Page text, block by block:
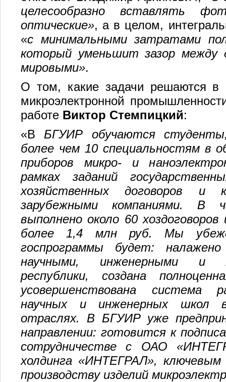
целесообразно вставлять
оптические», а в целом,
«с минимальными затратами
который уменьшит зазор между
мировыми».
О том, какие задачи решаются в
микроэлектронной
работе Виктор Стемпицкий:
«В БГУИР обучаются
более чем 10 специальностям в
приборов микро- и
рамках заданий
хозяйственных договоров и
зарубежными компаниями. В
выполнено около 60
более 1,4 млн руб. Мы
госпрограммы будет:
научными, инженерными и
республики, создана
усовершенствована система
научных и инженерных школ
отраслях. В БГУИР уже
направлении: готовится к
сотрудничестве с ОАО
холдинга «ИНТЕГРАЛ», ключевым
производству изделий